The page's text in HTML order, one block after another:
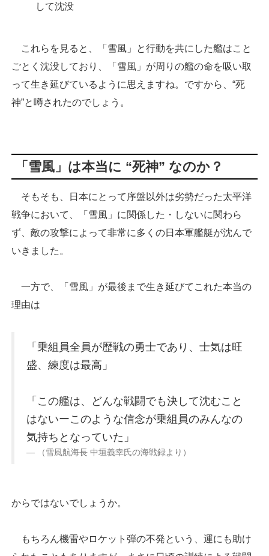
して沈没
これらを見ると、「雪風」と行動を共にした艦はこと
ごとく沈没しており、「雪風」が周りの艦の命を吸い取
って生き延びているように思えますね。ですから、“死
神”と噂されたのでしょう。
「雪風」は本当に “死神” なのか？
そもそも、日本にとって序盤以外は劣勢だった太平洋
戦争において、「雪風」に関係した・しないに関わら
ず、敵の攻撃によって非常に多くの日本軍艦艇が沈んで
いきました。
一方で、「雪風」が最後まで生き延びてこれた本当の
理由は
「乗組員全員が歴戦の勇士であり、士気は旺
盛、練度は最高」
「この艦は、どんな戦闘でも決して沈むこと
はないーこのような信念が乗組員のみんなの
気持ちとなっていた」
（雪風航海長 中垣義幸氏の海戦録より）
からではないでしょうか。
もちろん機雷やロケット弾の不発という、運にも助け